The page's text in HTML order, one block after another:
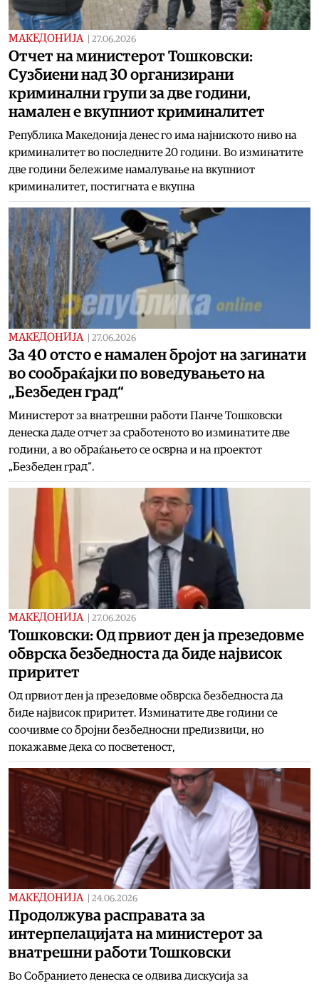
МАКЕДОНИЈА 27.06.2026
Отчет на министерот Тошковски:
Сузбиени над 30 организирани
криминални групи за две години,
намален е вкупниот криминалитет
Република Македонија денес го има најниското ниво на
криминалитет во последните 20 години. Во изминатите
две години бележиме намалување на вкупниот
криминалитет, постигната е вкупна
МАКЕДОНИЈА 27.06.2026
За 40 отсто е намален бројот на загинати
во сообраќајки по воведувањето на
„Безбеден град“
Министерот за внатрешни работи Панче Тошковски
денеска даде отчет за сработеното во изминатите две
години, а во обраќањето се осврна и на проектот
„Безбеден град“.
МАКЕДОНИЈА 27.06.2026
Тошковски: Од првиот ден ја презедовме
обврска безбедноста да биде највисок
приритет
Од првиот ден ја презедовме обврска безбедноста да
биде највисок приритет. Изминатите две години се
соочивме со бројни безбедносни предизвици, но
покажавме дека со посветеност,
МАКЕДОНИЈА 24.06.2026
Продолжува расправата за
интерпелацијата на министерот за
внатрешни работи Тошковски
Во Собранието денеска се одвива дискусија за